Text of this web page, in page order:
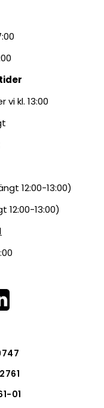
kl. 13:00
12:00-13:00)
12:00-13:00)
01